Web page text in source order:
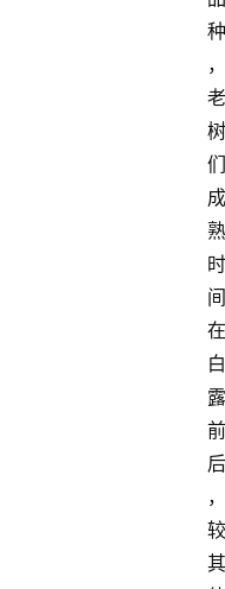
种
，
老
树
们
成
熟
时
间
在
白
露
前
后
，
较
其